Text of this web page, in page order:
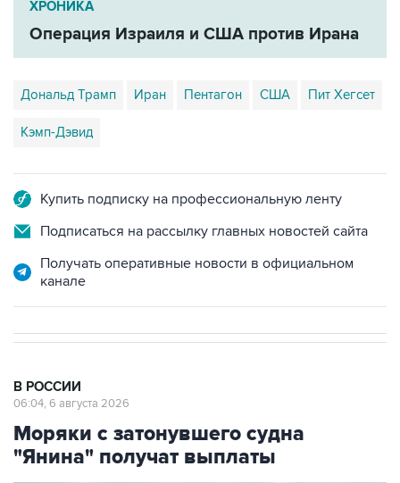
ХРОНИКА
Операция Израиля и США против Ирана
Дональд Трамп Иран Пентагон США Пит Хегсет
Кэмп-Дэвид
Купить подписку на профессиональную ленту
Подписаться на рассылку главных новостей сайта
Получать оперативные новости в официальном
канале
В РОССИИ
06:04, 6 августа 2026
Моряки с затонувшего судна
"Янина" получат выплаты